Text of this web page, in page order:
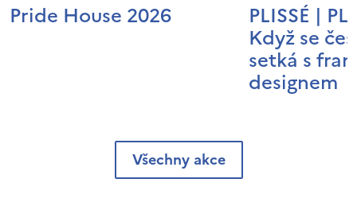
Pride House 2026 PLISSÉ |
Když se
setká s
designem
Všechny akce